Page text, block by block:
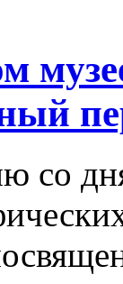
со